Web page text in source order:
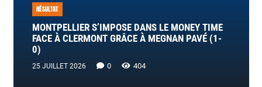
RÉSULTAT
MONTPELLIER S’IMPOSE DANS LE MONEY TIME
FACE À CLERMONT GRÂCE À MEGNAN PAVÉ (1-
0)
25 JUILLET 2026 0 404